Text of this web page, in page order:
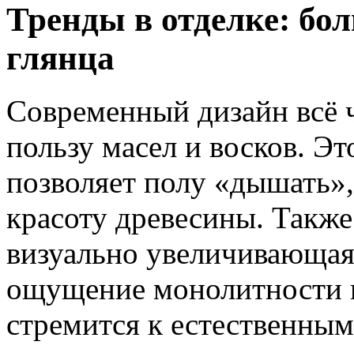
Тренды в отделке:
глянца
Современный дизайн всё
пользу масел и восков.
позволяет полу
красоту древесины.
визуально
ощущение монолитности
стремится к